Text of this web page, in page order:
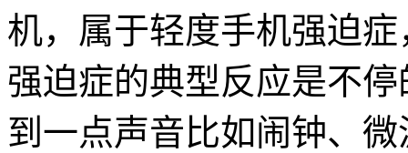
机，属于轻度手机强迫
强迫症的典型反应是不
到一点声音比如闹钟、